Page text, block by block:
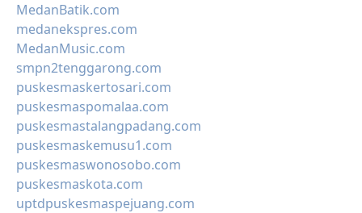
MedanBatik.com
medanekspres.com
MedanMusic.com
smpn2tenggarong.com
puskesmaskertosari.com
puskesmaspomalaa.com
puskesmastalangpadang.com
puskesmaskemusu1.com
puskesmaswonosobo.com
puskesmaskota.com
uptdpuskesmaspejuang.com